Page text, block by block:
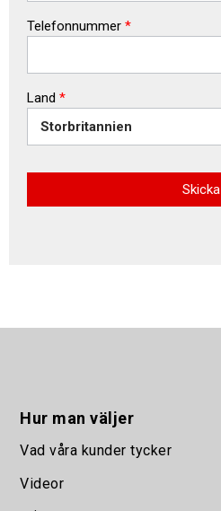
Telefonnummer *
Land *
Skicka
Hur man väljer
Vad våra kunder tycker
Videor